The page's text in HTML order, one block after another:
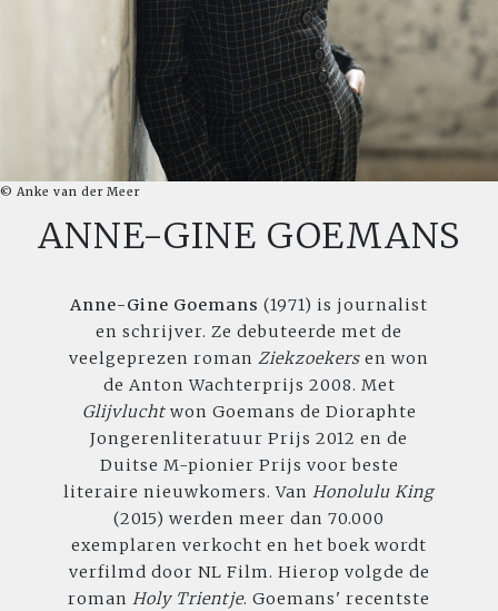
© Anke van der Meer
ANNE-GINE GOEMANS
Anne-Gine Goemans (1971) is journalist
en schrijver. Ze debuteerde met de
veelgeprezen roman Ziekzoekers en won
de Anton Wachterprijs 2008. Met
Glijvlucht won Goemans de Dioraphte
Jongerenliteratuur Prijs 2012 en de
Duitse M-pionier Prijs voor beste
literaire nieuwkomers. Van Honolulu King
(2015) werden meer dan 70.000
exemplaren verkocht en het boek wordt
verfilmd door NL Film. Hierop volgde de
roman Holy Trientje. Goemans' recentste